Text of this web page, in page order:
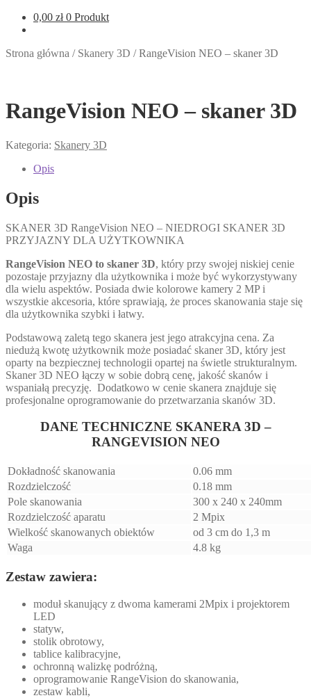
0,00 zł 0 Produkt
Strona główna / Skanery 3D /RangeVision NEO – skaner 3D
RangeVision NEO – skaner 3D
Kategoria: Skanery 3D
Opis
Opis
SKANER 3D RangeVision NEO – NIEDROGI SKANER 3D
PRZYJAZNY DLA UŻYTKOWNIKA
RangeVision NEO to skaner 3D, który przy swojej niskiej cenie
pozostaje przyjazny dla użytkownika i może być wykorzystywany
dla wielu aspektów. Posiada dwie kolorowe kamery 2 MP i
wszystkie akcesoria, które sprawiają, że proces skanowania staje się
dla użytkownika szybki i łatwy.
Podstawową zaletą tego skanera jest jego atrakcyjna cena. Za
niedużą kwotę użytkownik może posiadać skaner 3D, który jest
oparty na bezpiecznej technologii opartej na świetle strukturalnym.
Skaner 3D NEO łączy w sobie dobrą cenę, jakość skanów i
wspaniałą precyzję. Dodatkowo w cenie skanera znajduje się
profesjonalne oprogramowanie do przetwarzania skanów 3D.
DANE TECHNICZNE SKANERA 3D –
RANGEVISION NEO
Dokładność skanowania
0.06 mm
Rozdzielczość
0.18 mm
Pole skanowania
300 x 240 x 240mm
Rozdzielczość aparatu
2 Mpix
Wielkość skanowanych obiektów
od 3 cm do 1,3 m
Waga
4.8 kg
Zestaw zawiera:
moduł skanujący z dwoma kamerami 2Mpix i projektorem
LED
statyw,
stolik obrotowy,
tablice kalibracyjne,
ochronną walizkę podróżną,
oprogramowanie RangeVision do skanowania,
zestaw kabli,